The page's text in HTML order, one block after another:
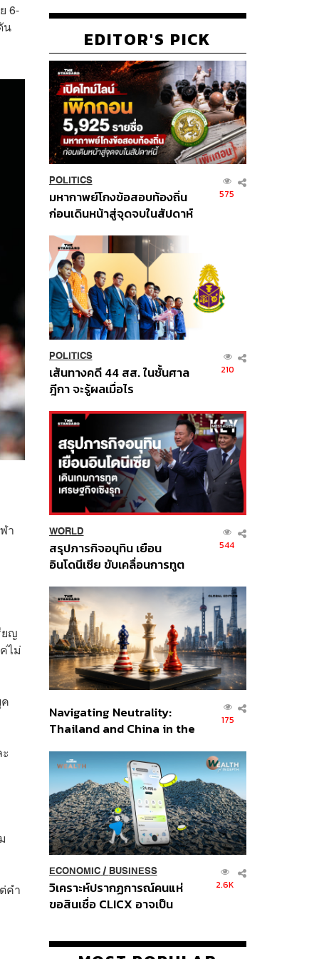
6-
น
า
ยญ
ไม่
คำ
EDITOR'S PICK
POLITICS
มหากาพย์โกงข้อสอบท้องถิ่น
ก่อนเดินหน้าสู่จุดจบในสัปดาห์
575
POLITICS
เส้นทางคดี 44 สส. ในชั้นศาล
ฎีกา จะรู้ผลเมื่อไร
210
WORLD
สรุปภารกิจอนุทิน เยือน
อินโดนีเซีย ขับเคลื่อนการทูต
ส่วนยุทธศาสตร์ไทย –
อินโดนีเซีย
544
Navigating Neutrality:
Thailand and China in the
Order
175
ECONOMIC/ BUSINESS
วิเคราะห์ปรากฏการณ์คนแห่
ขอสินเชื่อ CLICX อาจเป็น
ปัญหาหนี้ครัวเรือนไทยที่ถูกซุก
2.6K